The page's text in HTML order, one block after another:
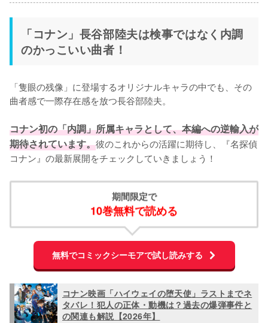
「コナン」長谷部陸夫は検事ではなく内調
のかっこいい曲者！
「隻眼の残像」に登場するオリジナルキャラの中でも、その
曲者感で一際存在感を放つ長谷部陸夫。
コナン初の「内調」所属キャラとして、本編への逆輸入が
期待されています。彼のこれからの活躍に期待し、『名探偵
コナン』の最新展開をチェックしていきましょう！
期間限定で
10巻無料で読める
無料でコミックシーモアで試し読みする
コナン映画「ハイウェイの堕天使」ラストまでネ
タバレ！犯人の正体・動機は？過去の爆弾事件と
の関連も解説【2026年】